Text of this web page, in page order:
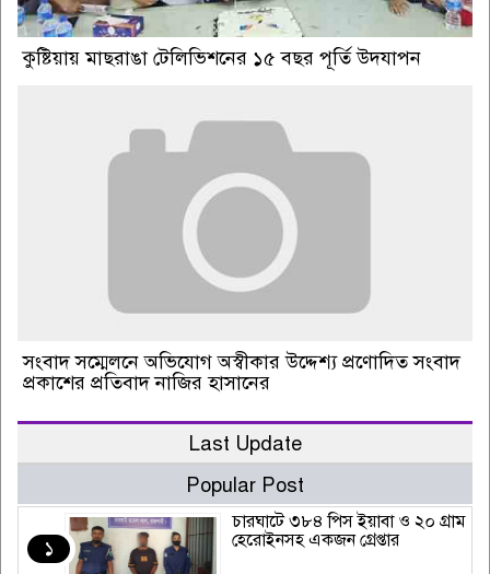
কুষ্টিয়ায় মাছরাঙা টেলিভিশনের ১৫ বছর পূর্তি উদযাপন
সংবাদ সম্মেলনে অভিযোগ অস্বীকার উদ্দেশ্য প্রণোদিত সংবাদ
প্রকাশের প্রতিবাদ নাজির হাসানের
Last Update
Popular Post
১
চারঘাটে ৩৮৪ পিস ইয়াবা ও ২০ গ্রাম
হেরোইনসহ একজন গ্রেপ্তার